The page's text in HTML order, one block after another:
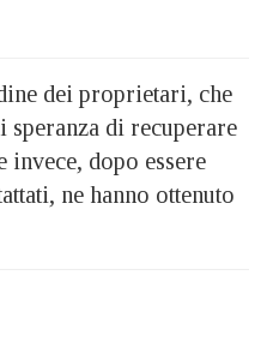
dei proprietari, che
speranza di recuperare
invece, dopo essere
ne hanno ottenuto